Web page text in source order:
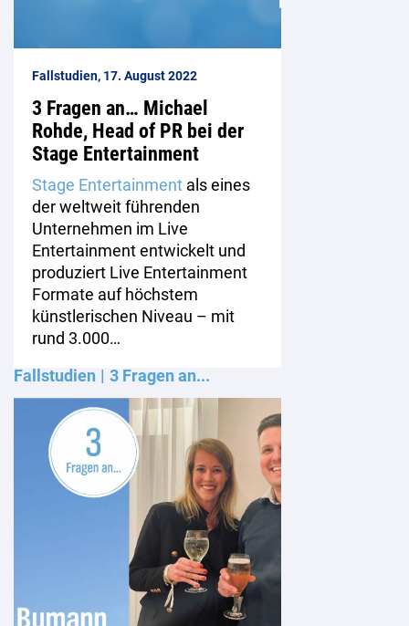
Fallstudien, 17. August 2022
3 Fragen an… Michael
Rohde, Head of PR bei der
Stage Entertainment
Stage Entertainment als eines
der weltweit führenden
Unternehmen im Live
Entertainment entwickelt und
produziert Live Entertainment
Formate auf höchstem
künstlerischen Niveau – mit
rund 3.000…
Fallstudien
3 Fragen an...